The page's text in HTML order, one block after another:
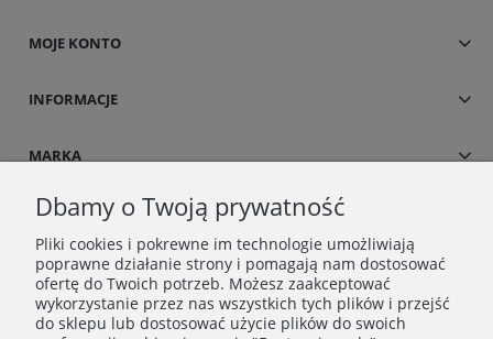
MOJE KONTO
INFORMACJE
MARKA
Dbamy o Twoją prywatność
Pliki cookies i pokrewne im technologie umożliwiają
poprawne działanie strony i pomagają nam dostosować
ofertę do Twoich potrzeb. Możesz zaakceptować
wykorzystanie przez nas wszystkich tych plików i przejść
do sklepu lub dostosować użycie plików do swoich